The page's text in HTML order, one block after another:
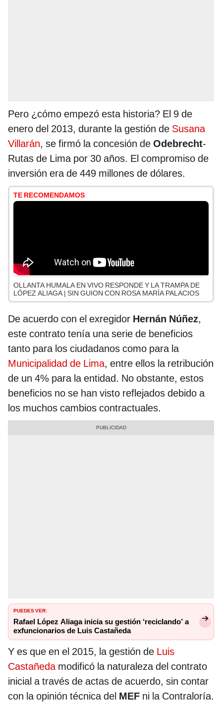
Pero ¿cómo empezó esta historia? El 9 de
enero del 2013, durante la gestión de Susana
Villarán, se firmó la concesión de Odebrecht-
Rutas de Lima por 30 años. El compromiso de
inversión era de 449 millones de dólares.
TE RECOMENDAMOS
OLLANTA HUMALA EN VIVO RESPONDE Y LA TRAMPA DE
LÓPEZ ALIAGA | SIN GUION CON ROSA MARÍA PALACIOS
De acuerdo con el exregidor Hernán Núñez,
este contrato tenía una serie de beneficios
tanto para los ciudadanos como para la
Municipalidad de Lima, entre ellos la retribución
de un 4% para la entidad. No obstante, estos
beneficios no se han visto reflejados debido a
los muchos cambios contractuales.
PUEDES VER:
Rafael López Aliaga inicia su gestión ‘reciclando’ a
exfuncionarios de Luis Castañeda
Y es que en el 2015, la gestión de Luis
Castañedamodificó la naturaleza del contrato
inicial a través de actas de acuerdo, sin contar
con la opinión técnica del MEF ni la Contraloría.